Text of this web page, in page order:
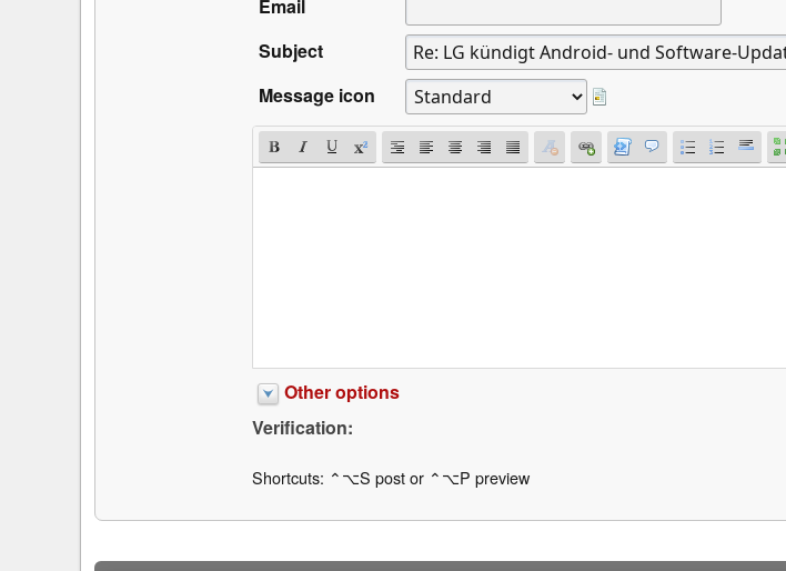
Email
Subject
Message icon
Other options
Verification:
Shortcuts: ⌃⌥S post or ⌃⌥P preview